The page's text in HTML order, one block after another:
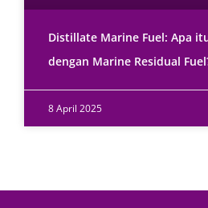
Distillate Marine Fuel: Apa
dengan Marine Residual
8 April 2025